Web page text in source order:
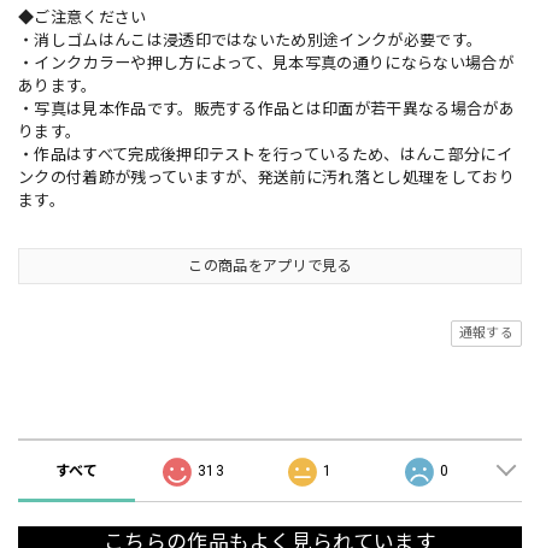
◆ご注意ください
・消しゴムはんこは浸透印ではないため別途インクが必要です。
・インクカラーや押し方によって、見本写真の通りにならない場合が
あります。
・写真は見本作品です。販売する作品とは印面が若干異なる場合があ
ります。
・作品はすべて完成後押印テストを行っているため、はんこ部分にイ
ンクの付着跡が残っていますが、発送前に汚れ落とし処理をしており
ます。
この商品をアプリで見る
通報する
すべて 313 1 0
こちらの作品もよく見られています